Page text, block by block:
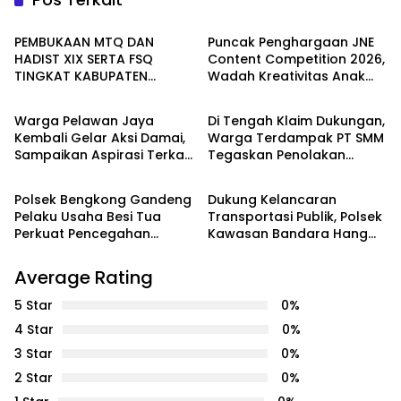
Seruyan
PEMBUKAAN MTQ DAN
HADIST XIX SERTA FSQ
TINGKAT KABUPATEN
KEJARI SERUYAN
Puncak Penghargaan JNE
Content Competition 2026,
Wadah Kreativitas Anak
WAHANA
Warga Pelawan Jaya
Kembali Gelar Aksi Damai,
Sampaikan Aspirasi Terkait
PEMERINTAHAN
Di Tengah Klaim Dukungan,
Warga Terdampak PT SMM
Tegaskan Penolakan
Dampaknya”
Batam
Polsek Bengkong Gandeng
Pelaku Usaha Besi Tua
Perkuat Pencegahan
Batam
Dukung Kelancaran
Transportasi Publik, Polsek
Kawasan Bandara Hang
Average Rating
5 Star
0%
4 Star
0%
3 Star
0%
2 Star
0%